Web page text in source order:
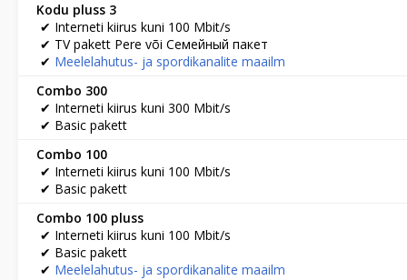
Kodu pluss 3
✔ Interneti kiirus kuni 100 Mbit/s
✔ TV pakett Pere või Семейный пакет
✔ Meelelahutus- ja spordikanalite maailm
Combo 300
✔ Interneti kiirus kuni 300 Mbit/s
✔ Basic pakett
Combo 100
✔ Interneti kiirus kuni 100 Mbit/s
✔ Basic pakett
Combo 100 pluss
✔ Interneti kiirus kuni 100 Mbit/s
✔ Basic pakett
✔ Meelelahutus- ja spordikanalite maailm